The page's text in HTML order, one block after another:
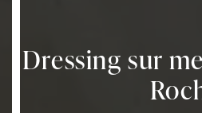
Dressing sur